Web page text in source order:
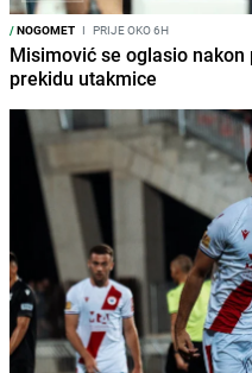
/NOGOMET I PRIJE OKO 6H
Misimović se oglasio
prekidu utakmice